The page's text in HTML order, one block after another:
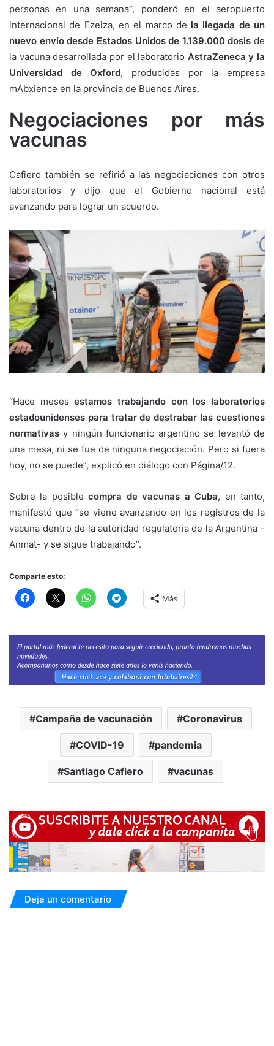
personas en una semana”, ponderó en el aeropuerto
internacional de Ezeiza, en el marco de la llegada de un
nuevo envío desde Estados Unidos de 1.139.000 dosis de
la vacuna desarrollada por el laboratorio AstraZeneca y la
Universidad de Oxford, producidas por la empresa
mAbxience en la provincia de Buenos Aires.
Negociaciones por más
vacunas
Cafiero también se refirió a las negociaciones con otros
laboratorios y dijo que el Gobierno nacional está
avanzando para lograr un acuerdo.
“Hace mesesestamos trabajando con los laboratorios
estadounidenses para tratar de destrabar las cuestiones
normativasy ningún funcionario argentino se levantó de
una mesa, ni se fue de ninguna negociación. Pero si fuera
hoy, no se puede”, explicó en diálogo con Página/12.
Sobre la posiblecompra de vacunas a Cuba, en tanto,
manifestó que “se viene avanzando en los registros de la
vacuna dentro de la autoridad regulatoria de la Argentina -
Anmat- y se sigue trabajando”.
Comparte esto:
Más
Campaña de vacunación Coronavirus
COVID-19 pandemia
Santiago Cafiero vacunas
Deja un comentario